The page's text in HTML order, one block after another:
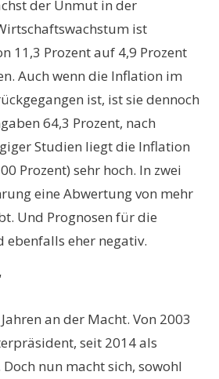
der Unmut in der
ist
11,3 Prozent auf 4,9 Prozent
Auch wenn die Inflation im
ist, ist sie dennoch
64,3 Prozent, nach
Studien liegt die Inflation
Prozent) sehr hoch. In zwei
eine Abwertung von mehr
Und Prognosen für die
ebenfalls eher negativ.
an der Macht. Von 2003
seit 2014 als
nun macht sich, sowohl